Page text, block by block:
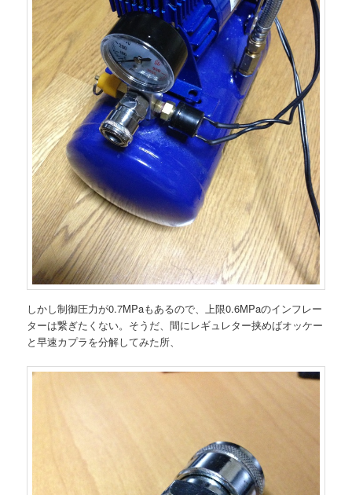
しかし制御圧力が0.7MPaもあるので、上限0.6MPaのインフレー
ターは繋ぎたくない。そうだ、間にレギュレター挟めばオッケー
と早速カプラを分解してみた所、